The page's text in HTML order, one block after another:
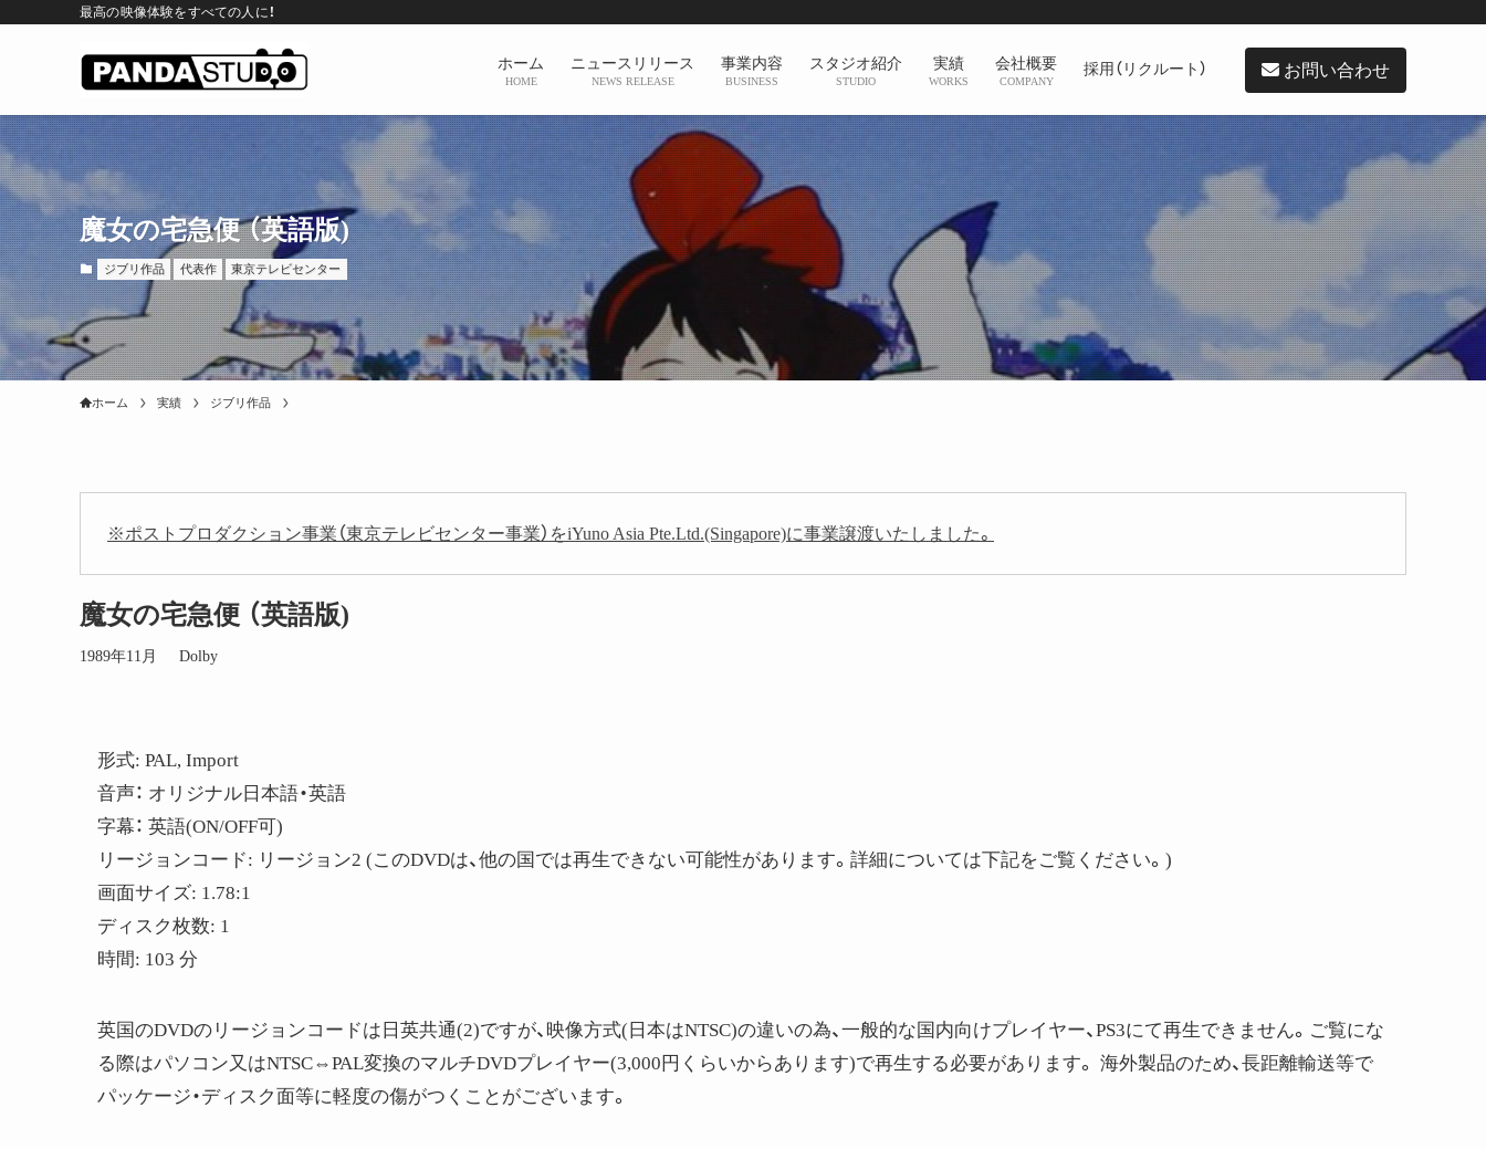
最高の映像体験をすべての人に！
ホーム
HOME
ニュースリリース
NEWS RELEASE
事業内容
BUSINESS
スタジオ紹介
STUDIO
実績
WORKS
会社概要
COMPANY
採用（リクルート） お問い合わせ
魔女の宅急便 （英語版)
ジブリ作品 代表作 東京テレビセンター
ホーム 実績 ジブリ作品
※ポストプロダクション事業（東京テレビセンター事業）をiYuno Asia Pte.Ltd.(Singapore)に事業譲渡いたしました。
魔女の宅急便 （英語版)
1989年11月 Dolby
形式: PAL, Import
音声： オリジナル日本語・英語
字幕： 英語(ON/OFF可)
リージョンコード: リージョン2 (このDVDは、他の国では再生できない可能性があります。詳細については下記をご覧ください。)
画面サイズ: 1.78:1
ディスク枚数: 1
時間: 103 分
英国のDVDのリージョンコードは日英共通(2)ですが、映像方式(日本はNTSC)の違いの為、一般的な国内向けプレイヤー、PS3にて再生できません。ご覧にな
る際はパソコン又はNTSC⇔PAL変換のマルチDVDプレイヤー(3,000円くらいからあります)で再生する必要があります。 海外製品のため、長距離輸送等で
パッケージ・ディスク面等に軽度の傷がつくことがございます。